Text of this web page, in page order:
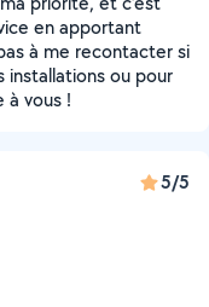
en apportant
à me recontacter si
installations ou pour
vous !
5/5